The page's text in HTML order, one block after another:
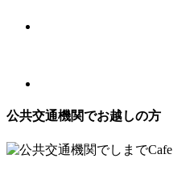
公共交通機関でお越しの方